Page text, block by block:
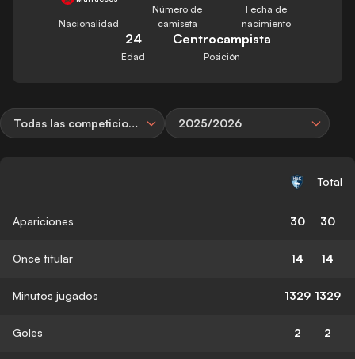
Nacionalidad
Número de
camiseta
Fecha de
nacimiento
24
Edad
Centrocampista
Posición
Todas las competiciones 2025/2026
Total
Apariciones 30 30
Once titular 14 14
Minutos jugados 1329 1329
Goles 2 2